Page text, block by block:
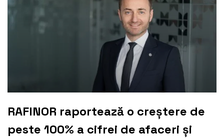
RAFINOR raportează o creștere de
peste 100% a cifrei de afaceri și